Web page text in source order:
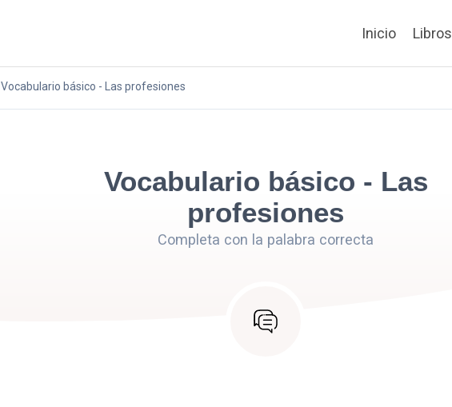
Inicio Libros
Vocabulario básico - Las profesiones
Vocabulario básico - Las
profesiones
Completa con la palabra correcta